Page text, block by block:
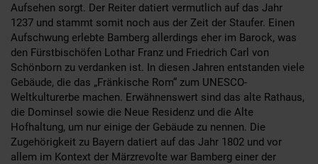
Aufsehen sorgt. Der Reiter datiert vermutlich auf das Jahr
1237 und stammt somit noch aus der Zeit der Staufer. Einen
Aufschwung erlebte Bamberg allerdings eher im Barock, was
den Fürstbischöfen Lothar Franz und Friedrich Carl von
Schönborn zu verdanken ist. In diesen Jahren entstanden viele
Gebäude, die das „Fränkische Rom“ zum UNESCO-
Weltkulturerbe machen. Erwähnenswert sind das alte Rathaus,
die Dominsel sowie die Neue Residenz und die Alte
Hofhaltung, um nur einige der Gebäude zu nennen. Die
Zugehörigkeit zu Bayern datiert auf das Jahr 1802 und vor
allem im Kontext der Märzrevolte war Bamberg einer der